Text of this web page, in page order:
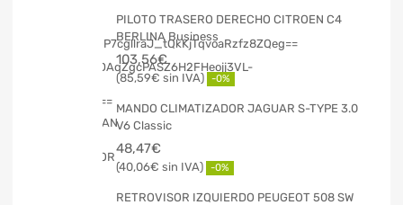
PILOTO TRASERO DERECHO CITROEN C4
BERLINA Business
103,56€
85,59€ -0%
MANDO CLIMATIZADOR JAGUAR S-TYPE 3.0
V6 Classic
48,47€
40,06€ -0%
RETROVISOR IZQUIERDO PEUGEOT 508 SW